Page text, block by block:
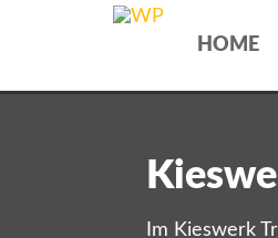
HOME
Im Kieswerk